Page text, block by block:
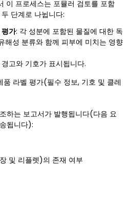
이 프로세스는 포뮬러 검토를 포함
단계로 나뉩니다:
평가: 각 성분에 포함된 물질에 대한 독
해성 분류와 함께 피부에 미치는 영향
고와 기호가 표시됩니다.
품 라벨 평가(필수 정보, 기호 및 클레
하는 보고서가 발행됩니다(다음 요
됩니다):
및 리플렛)의 존재 여부